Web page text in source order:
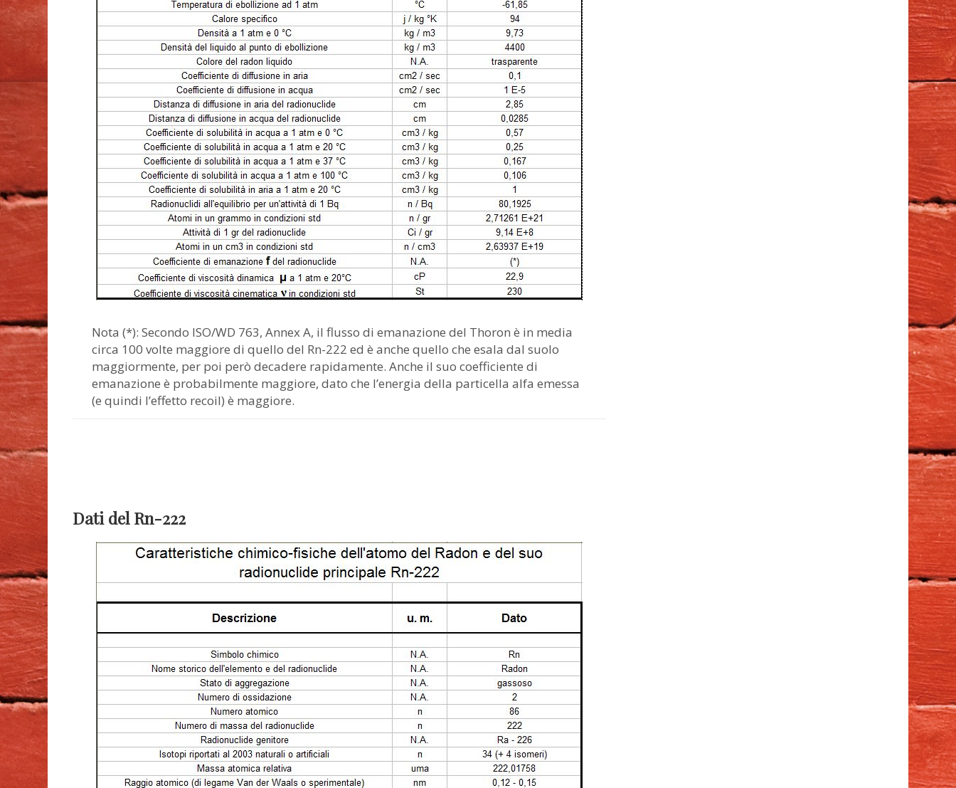
Nota (*): Secondo ISO/WD 763, Annex A, il flusso di emanazione del Thoron è in media
circa 100 volte maggiore di quello del Rn-222 ed è anche quello che esala dal suolo
maggiormente, per poi però decadere rapidamente. Anche il suo coefficiente di
emanazione è probabilmente maggiore, dato che l’energia della particella alfa emessa
(e quindi l’effetto recoil) è maggiore.
Dati del Rn-222